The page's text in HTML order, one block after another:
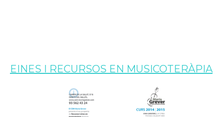
EINES I RECURSOS EN MUSICOTERÀPIA